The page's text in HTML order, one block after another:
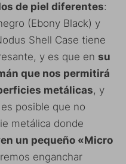
de piel diferentes:
(Ebony Black) y
Shell Case tiene
y es que en su
que nos permitirá
metálicas, y
posible que no
metálica donde
un pequeño «Micro
enganchar